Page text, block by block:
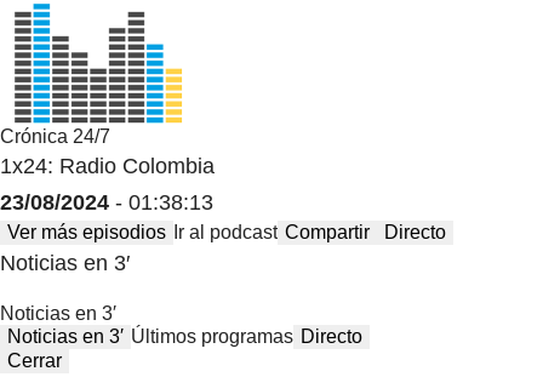
Crónica 24/7
1x24: Radio Colombia
23/08/2024 - 01:38:13
Ver más episodios Ir al podcast Compartir Directo
Noticias en 3′
Noticias en 3′
Noticias en 3′ Últimos programas Directo
Cerrar